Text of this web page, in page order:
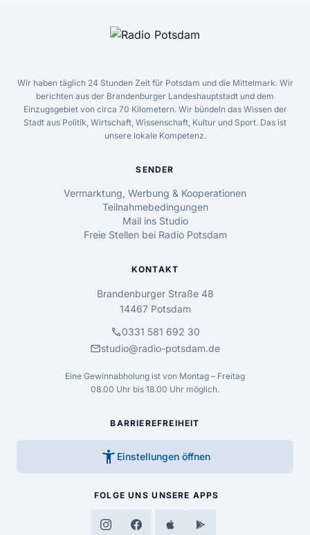
Wir haben täglich 24 Stunden Zeit für Potsdam und die Mittelmark. Wir
berichten aus der Brandenburger Landeshauptstadt und dem
Einzugsgebiet von circa 70 Kilometern. Wir bündeln das Wissen der
Stadt aus Politik, Wirtschaft, Wissenschaft, Kultur und Sport. Das ist
unsere lokale Kompetenz.
SENDER
Vermarktung, Werbung & Kooperationen
Teilnahmebedingungen
Mail ins Studio
Freie Stellen bei Radio Potsdam
KONTAKT
Brandenburger Straße 48
14467 Potsdam
call0331 581 692 30
mailstudio@radio-potsdam.de
Eine Gewinnabholung ist von Montag – Freitag
08.00 Uhr bis 18.00 Uhr möglich.
BARRIEREFREIHEIT
accessibility_new Einstellungen öffnen
FOLGE UNS UNSERE APPS